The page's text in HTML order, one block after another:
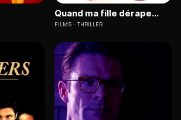
Quand ma fille dérape...
FILMS THRILLER